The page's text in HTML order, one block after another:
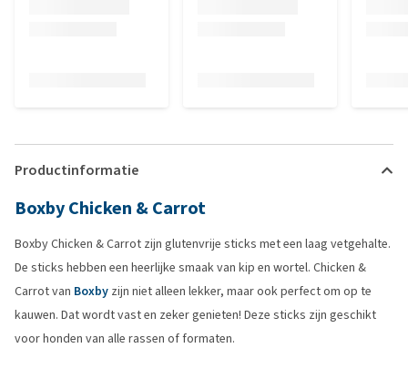
Productinformatie
Boxby Chicken & Carrot
Boxby Chicken & Carrot zijn glutenvrije sticks met een laag vetgehalte.
De sticks hebben een heerlijke smaak van kip en wortel. Chicken &
Carrot van Boxby zijn niet alleen lekker, maar ook perfect om op te
kauwen. Dat wordt vast en zeker genieten! Deze sticks zijn geschikt
voor honden van alle rassen of formaten.